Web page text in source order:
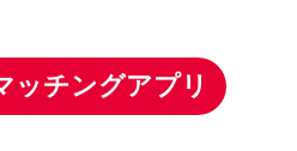
ッチングアプリ